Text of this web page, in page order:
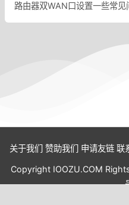
路由器双WAN口设置一些常
关于我们 赞助我们 申请友链 联
Copyright IOOZU.COM